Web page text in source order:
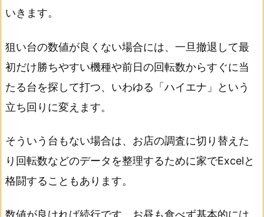
いきます。
狙い台の数値が良くない場合には、一旦撤退して最
初だけ勝ちやすい機種や前日の回転数からすぐに当
たる台を探して打つ、いわゆる「ハイエナ」という
立ち回りに変えます。
そういう台もない場合は、お店の調査に切り替えた
り回転数などのデータを整理するために家でExcelと
格闘することもあります。
数値が良ければ続行です。お昼も食べず基本的には